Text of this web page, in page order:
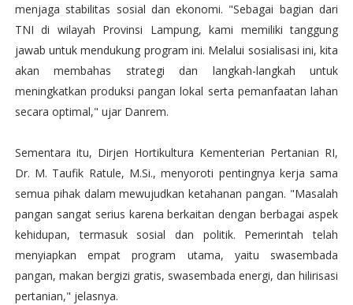
menjaga stabilitas sosial dan ekonomi. "Sebagai bagian dari
TNI di wilayah Provinsi Lampung, kami memiliki tanggung
jawab untuk mendukung program ini. Melalui sosialisasi ini, kita
akan membahas strategi dan langkah-langkah untuk
meningkatkan produksi pangan lokal serta pemanfaatan lahan
secara optimal," ujar Danrem.
Sementara itu, Dirjen Hortikultura Kementerian Pertanian RI,
Dr. M. Taufik Ratule, M.Si., menyoroti pentingnya kerja sama
semua pihak dalam mewujudkan ketahanan pangan. "Masalah
pangan sangat serius karena berkaitan dengan berbagai aspek
kehidupan, termasuk sosial dan politik. Pemerintah telah
menyiapkan empat program utama, yaitu swasembada
pangan, makan bergizi gratis, swasembada energi, dan hilirisasi
pertanian," jelasnya.